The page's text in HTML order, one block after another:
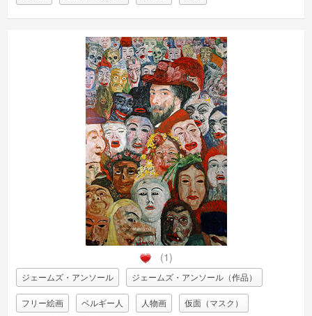
(1)
ジェームズ・アンソール ジェームズ・アンソール（作品）
フリー絵画 ベルギー人 人物画 仮面（マスク）